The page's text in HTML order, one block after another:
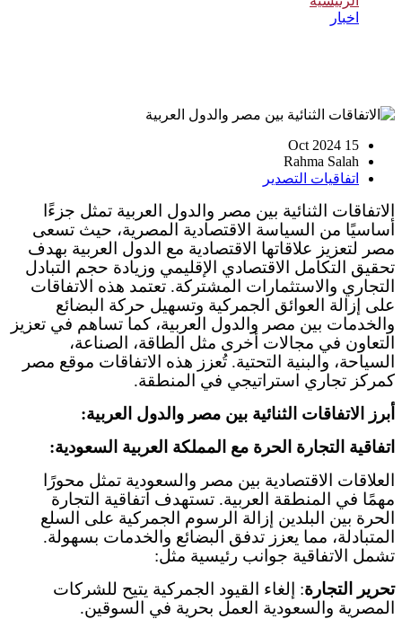
اخبار
15 Oct 2024
Rahma Salah
اتفاقيات التصدير
الاتفاقات الثنائية بين مصر والدول العربية تمثل جزءًا
أساسيًا من السياسة الاقتصادية المصرية، حيث تسعى
مصر لتعزيز علاقاتها الاقتصادية مع الدول العربية بهدف
تحقيق التكامل الاقتصادي الإقليمي وزيادة حجم التبادل
التجاري والاستثمارات المشتركة. تعتمد هذه الاتفاقات
على إزالة العوائق الجمركية وتسهيل حركة البضائع
والخدمات بين مصر والدول العربية، كما تساهم في تعزيز
التعاون في مجالات أخرى مثل الطاقة، الصناعة،
السياحة، والبنية التحتية. تُعزز هذه الاتفاقات موقع مصر
كمركز تجاري استراتيجي في المنطقة.
أبرز الاتفاقات الثنائية بين مصر والدول العربية:
اتفاقية التجارة الحرة مع المملكة العربية السعودية:
العلاقات الاقتصادية بين مصر والسعودية تمثل محورًا
مهمًا في المنطقة العربية. تستهدف اتفاقية التجارة
الحرة بين البلدين إزالة الرسوم الجمركية على السلع
المتبادلة، مما يعزز تدفق البضائع والخدمات بسهولة.
تشمل الاتفاقية جوانب رئيسية مثل:
تحرير التجارة:
إلغاء القيود الجمركية يتيح للشركات
المصرية والسعودية العمل بحرية في السوقين.